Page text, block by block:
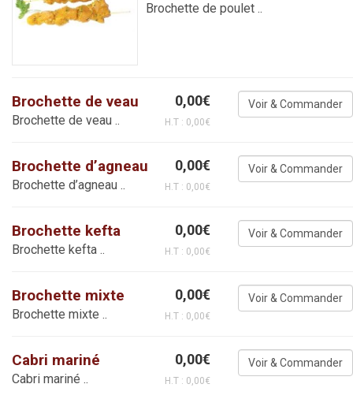
Brochette de poulet ..
0,00€
H.T : 0,00€
Brochette de veau
Brochette de veau ..
0,00€
H.T : 0,00€
Brochette d’agneau
Brochette d’agneau ..
0,00€
H.T : 0,00€
Brochette kefta
Brochette kefta ..
0,00€
H.T : 0,00€
Brochette mixte
Brochette mixte ..
0,00€
H.T : 0,00€
Cabri mariné
Cabri mariné ..